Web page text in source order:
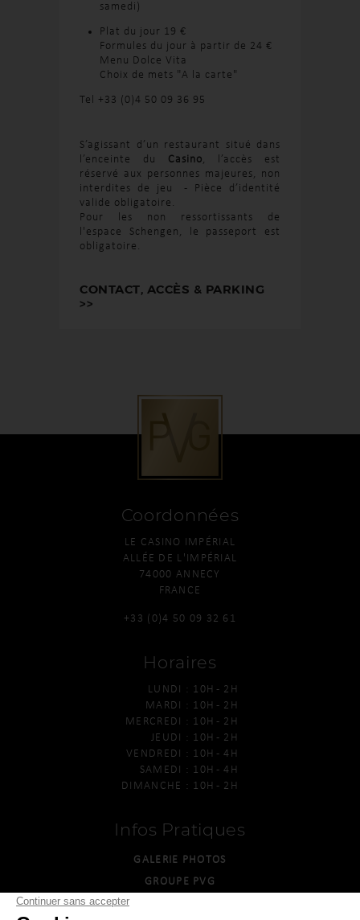
samedi)
Plat du jour 19 €
Formules du jour à partir de 24 €
Menu Dolce Vita
Choix de mets "A la carte"
Tel +33 (0)4 50 09 36 95
S’agissant d’un restaurant situé dans
l’enceinte du Casino, l’accès est
réservé aux personnes majeures, non
interdites de jeu - Pièce d’identité
valide obligatoire.
Pour les non ressortissants de
l'espace Schengen, le passeport est
obligatoire.
CONTACT, ACCÈS & PARKING
>>
Coordonnées
LE CASINO IMPÉRIAL
ALLÉE DE L'IMPÉRIAL
74000 ANNECY
FRANCE
+33 (0)4 50 09 32 61
Horaires
LUNDI : 10H - 2H
MARDI : 10H - 2H
MERCREDI : 10H - 2H
JEUDI : 10H - 2H
VENDREDI : 10H - 4H
SAMEDI : 10H - 4H
DIMANCHE : 10H - 2H
Infos Pratiques
GALERIE PHOTOS
GROUPE PVG
CASINO IMPÉRIAL POMPADOUR